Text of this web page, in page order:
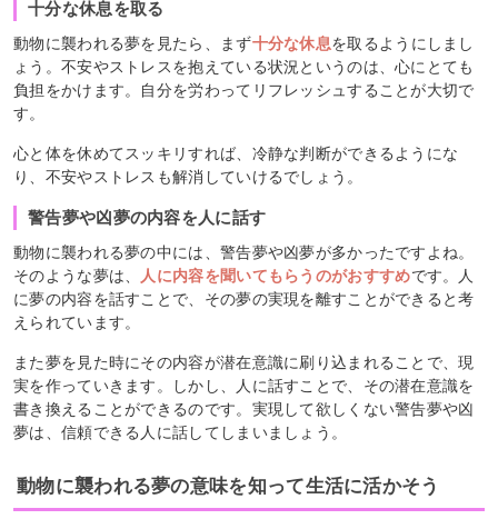
十分な休息を取る
動物に襲われる夢を見たら、まず十分な休息を取るようにしまし
ょう。不安やストレスを抱えている状況というのは、心にとても
負担をかけます。自分を労わってリフレッシュすることが大切で
す。
心と体を休めてスッキリすれば、冷静な判断ができるようにな
り、不安やストレスも解消していけるでしょう。
警告夢や凶夢の内容を人に話す
動物に襲われる夢の中には、警告夢や凶夢が多かったですよね。
そのような夢は、 人に内容を聞いてもらうのがおすすめです。人
に夢の内容を話すことで、その夢の実現を離すことができると考
えられています。
また夢を見た時にその内容が潜在意識に刷り込まれることで、現
実を作っていきます。しかし、人に話すことで、その潜在意識を
書き換えることができるのです。実現して欲しくない警告夢や凶
夢は、信頼できる人に話してしまいましょう。
動物に襲われる夢の意味を知って生活に活かそう